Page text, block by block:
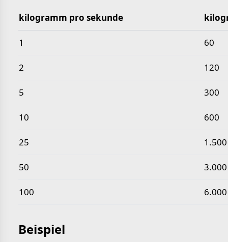
Häufige kilogramm pro sekunde-zu-kilogramm pro
kilogramm pro sekunde
1 60
2 120
5 300
10 600
25 1.500
50 3.000
100 6.000
Beispiel